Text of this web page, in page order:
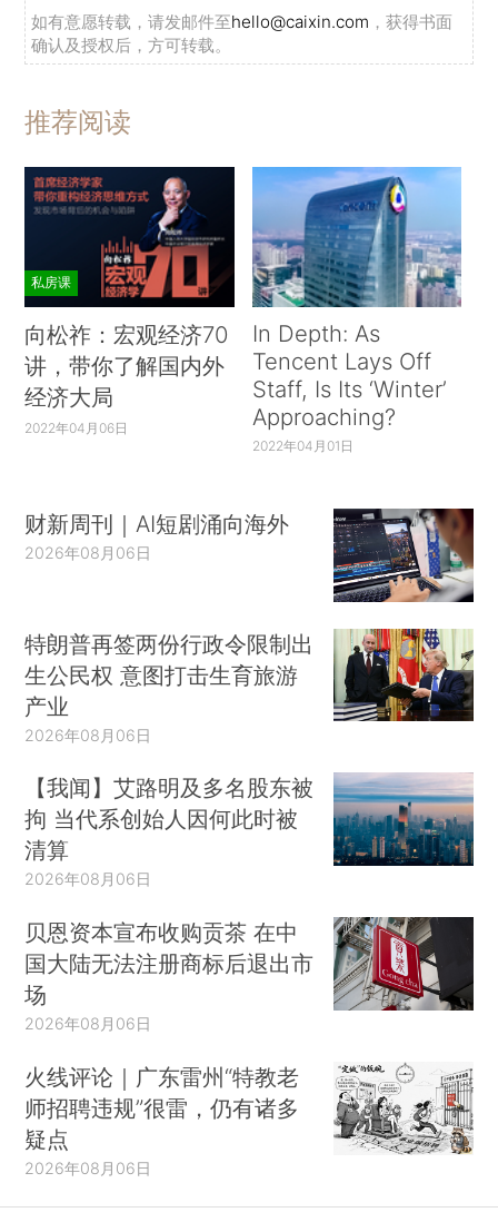
如有意愿转载，请发邮件至hello@caixin.com ，获得书面
确认及授权后，方可转载。
推荐阅读
私房课
向松祚：宏观经济70
讲，带你了解国内外
经济大局
2022年04月06日
In Depth: As
Tencent Lays Off
Staff, Is Its ‘Winter’
Approaching?
2022年04月01日
财新周刊｜AI短剧涌向海外
2026年08月06日
特朗普再签两份行政令限制出
生公民权 意图打击生育旅游
产业
2026年08月06日
【我闻】艾路明及多名股东被
拘 当代系创始人因何此时被
清算
2026年08月06日
贝恩资本宣布收购贡茶 在中
国大陆无法注册商标后退出市
场
2026年08月06日
火线评论｜广东雷州“特教老
师招聘违规”很雷，仍有诸多
疑点
2026年08月06日